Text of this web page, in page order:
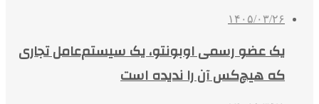
۱۴۰۵/۰۳/۲۶
یک عضو رسمی اوبونتو، یک سیستم‌عامل تجاری
که هیچ‌کس آن را ندیده است